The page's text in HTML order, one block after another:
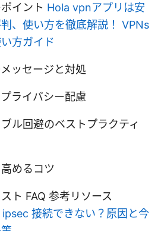
イント Hola vpnアプリは安
、使い方を徹底解説！ VPNs
方ガイド
ッセージと対処
ライバシー配慮
ル回避のベストプラクティ
めるコツ
ト FAQ 参考リソース
接続できない？原因と今